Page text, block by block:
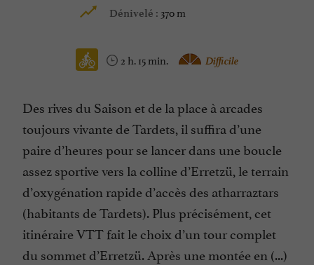
Dénivelé : 370 m
2 h. 15 min. Difficile
Des rives du Saison et de la place à arcades
toujours vivante de Tardets, il suffira d’une
paire d’heures pour se lancer dans une boucle
assez sportive vers la colline d’Erretzü, le terrain
d’oxygénation rapide d’accès des atharraztars
(habitants de Tardets). Plus précisément, cet
itinéraire VTT fait le choix d’un tour complet
du sommet d’Erretzü. Après une montée en (...)